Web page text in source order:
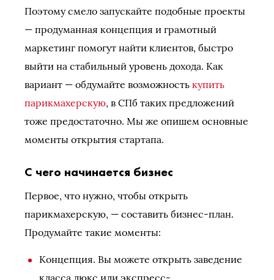
Поэтому смело запускайте подобные проекты
— продуманная концепция и грамотный
маркетинг помогут найти клиентов, быстро
выйти на стабильный уровень дохода. Как
вариант — обдумайте возможность купить
парикмахерскую, в СПб таких предложений
тоже предостаточно. Мы же опишем основные
моменты открытия стартапа.
С чего начинается бизнес
Первое, что нужно, чтобы открыть
парикмахерскую, — составить бизнес-план.
Продумайте такие моменты:
Концепция. Вы можете открыть заведение
класса люкс или экспресс-